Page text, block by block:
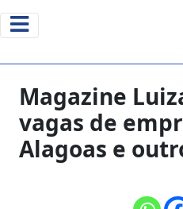
Magazine
vagas de
Alagoas e